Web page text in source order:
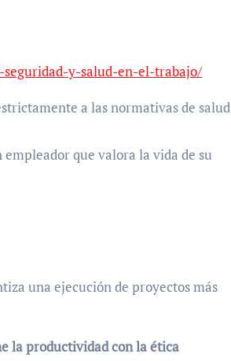
seguridad-y-salud-en-el-trabajo/
a las normativas de salud
que valora la vida de su
una ejecución de proyectos más
la productividad con la ética